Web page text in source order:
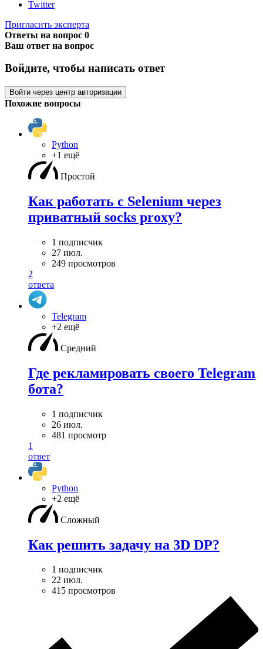
Twitter
Пригласить эксперта
Ответы на вопрос 0
Ваш ответ на вопрос
Войдите, чтобы написать ответ
Войти через центр авторизации
Похожие вопросы
Python
+1 ещё
Простой
Как работать с Selenium через
приватный socks proxy?
1 подписчик
27 июл.
249 просмотров
2
ответа
Telegram
+2 ещё
Средний
Где рекламировать своего Telegram
бота?
1 подписчик
26 июл.
481 просмотр
1
ответ
Python
+2 ещё
Сложный
Как решить задачу на 3D DP?
1 подписчик
22 июл.
415 просмотров